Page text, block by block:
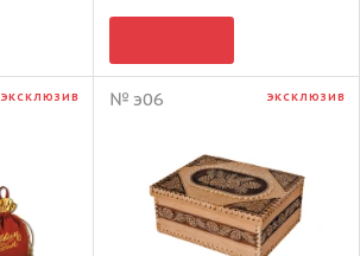
ЭКСКЛЮЗИВ № э06 ЭКСКЛЮЗИВ